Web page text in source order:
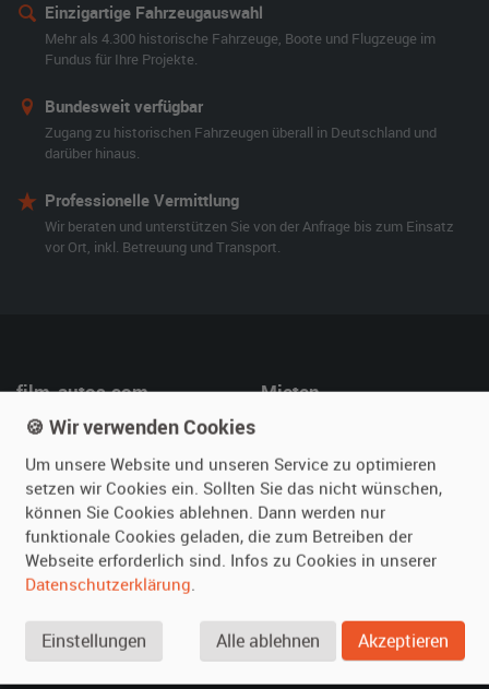
Einzigartige Fahrzeugauswahl
Mehr als 4.300 historische Fahrzeuge, Boote und Flugzeuge im
Fundus für Ihre Projekte.
Bundesweit verfügbar
Zugang zu historischen Fahrzeugen überall in Deutschland und
darüber hinaus.
Professionelle Vermittlung
Wir beraten und unterstützen Sie von der Anfrage bis zum Einsatz
vor Ort, inkl. Betreuung und Transport.
film-autos.com
Über uns
Leistungen
Referenzen
Kundenmeinungen
Mieten
Erweiterte Suche
Fragen für Mieter
Service
Vermieten
Fotos senden
So funktioniert's
🍪 Wir verwenden Cookies
Um unsere Website und unseren Service zu optimieren
setzen wir Cookies ein. Sollten Sie das nicht wünschen,
können Sie Cookies ablehnen. Dann werden nur
funktionale Cookies geladen, die zum Betreiben der
Webseite erforderlich sind. Infos zu Cookies in unserer
Datenschutzerklärung.
Einstellungen Alle ablehnen Akzeptieren